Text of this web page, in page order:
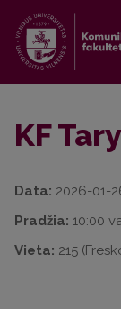
KF
Data: 2026-01-
Pradžia: 10:00
Vieta: 215